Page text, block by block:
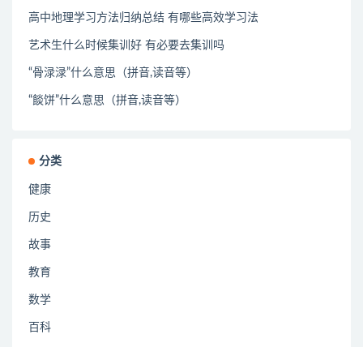
高中地理学习方法归纳总结 有哪些高效学习法
艺术生什么时候集训好 有必要去集训吗
“骨渌渌”什么意思（拼音,读音等）
“餤饼”什么意思（拼音,读音等）
分类
健康
历史
故事
教育
数学
百科